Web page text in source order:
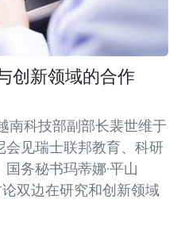
创新领域的合作
南科技部副部长裴世维于
会见瑞士联邦教育、科研
国务秘书玛蒂娜·平山
论双边在研究和创新领域